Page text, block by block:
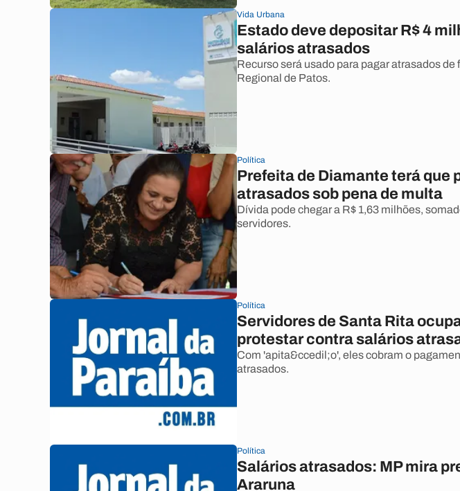
Vida Urbana
Estado deve depositar R$ 4
salários atrasados
Recurso será usado para pagar atrasados
Regional de Patos.
Política
Prefeita de Diamante terá que
atrasados sob pena de multa
Dívida pode chegar a R$ 1,63 milhões,
servidores.
Política
Servidores de Santa Rita
protestar contra salários
Com 'apita&ccedil;o', eles cobram o
atrasados.
Política
Salários atrasados: MP mira
Araruna